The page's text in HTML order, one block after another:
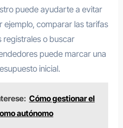
puede ayudarte a evitar
ejemplo, comparar las tarifas
registrales o buscar
puede marcar una
inicial.
Cómo gestionar el
autónomo